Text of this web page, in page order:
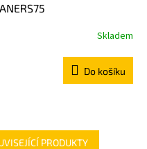
Skladem
Do košíku
PRODUKTY